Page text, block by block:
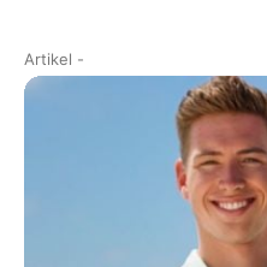
Artikel -